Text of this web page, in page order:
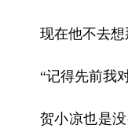
现在他不去想
“记得先前我
贺小凉也是